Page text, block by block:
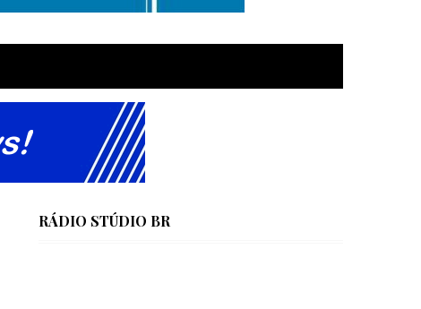
RÁDIO STÚDIO BR